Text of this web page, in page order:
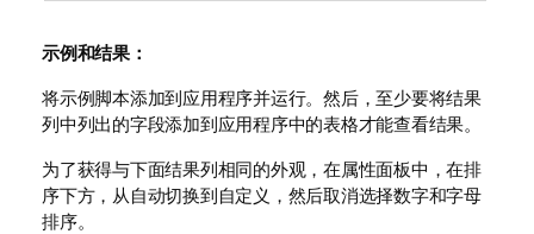
示例和结果：
将示例脚本添加到应用程序并运行。然后，至少要将结果
列中列出的字段添加到应用程序中的表格才能查看结果。
为了获得与下面结果列相同的外观，在属性面板中，在排
序下方，从自动切换到自定义，然后取消选择数字和字母
排序。